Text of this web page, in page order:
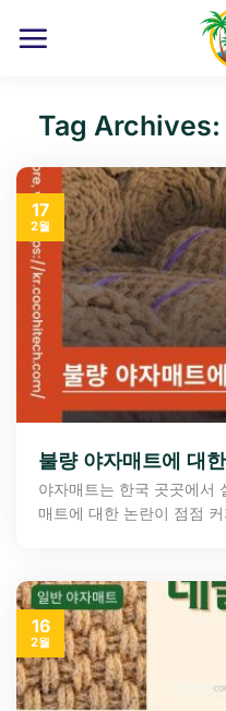
Tag Archives:
불량 야자매트에 대
야자매트는 한국 곳곳에서
매트에 대한 논란이 점점
17
2월
16
2월